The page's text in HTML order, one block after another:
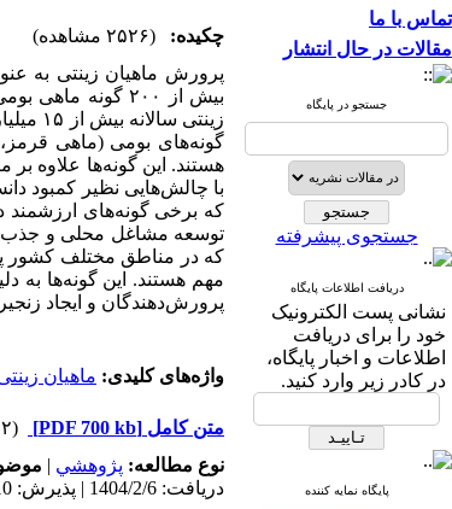
تماس با ما
مقالات در حال انتشار
جستجو در پایگاه
جستجوی پیشرفته
دریافت اطلاعات پایگاه
نشانی پست الکترونیک
خود را برای دریافت
اطلاعات و اخبار پایگاه،
در کادر زیر وارد کنید.
پایگاه نمایه کننده
چکیده:
(۲۵۲۶ مشاهده)
پرورش ماهیان زینتی به
بیش از ۲۰۰ گونه
گونه‌های بومی (ماهی
هستند. این گونه‌ها علاوه
با چالش‌هایی نظیر کمبود
که برخی گونه‌های ارزشمند
توسعه مشاغل محلی و جذب
که در مناطق مختلف کشور
مهم هستند. این گونه‌ها به
پرورش‌دهندگان و ایجاد
واژه‌های کلیدی: ماهیان
متن کامل [PDF 700 kb]
(۱۱۵۲ دریافت)
نوع مطالعه: پژوهشي |
دریافت: 1404/2/6 | پذیرش: 1404/1/10 | انتشار: 1404/2/7